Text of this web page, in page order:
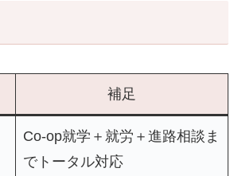
補足
Co-op就学＋就労＋進路相談ま
でトータル対応